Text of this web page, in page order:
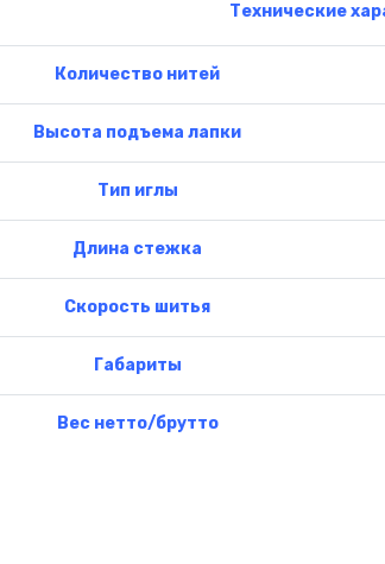
Технические
Количество нитей
Высота подъема лапки
Тип иглы
Длина стежка
Скорость шитья
Габариты
Вес нетто/брутто